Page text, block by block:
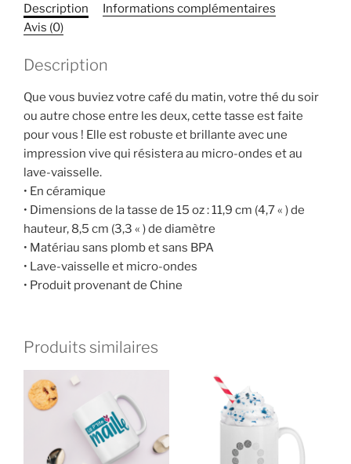
cours
Description
Informations complémentaires
Avis (0)
Description
Que vous buviez votre café du matin, votre thé du soir
ou autre chose entre les deux, cette tasse est faite
pour vous ! Elle est robuste et brillante avec une
impression vive qui résistera au micro-ondes et au
lave-vaisselle.
• En céramique
• Dimensions de la tasse de 15 oz : 11,9 cm (4,7 « ) de
hauteur, 8,5 cm (3,3 « ) de diamètre
• Matériau sans plomb et sans BPA
• Lave-vaisselle et micro-ondes
• Produit provenant de Chine
Produits similaires